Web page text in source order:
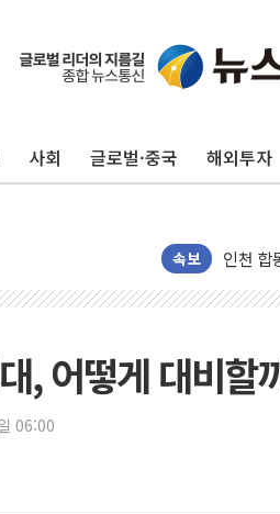
사회 글로벌·중국 해외투자
속보
울진·
[종합]
김민석,
인사하
[속보]
[속보]
美, 이
강릉·
, 어떻게 대비할
06:00